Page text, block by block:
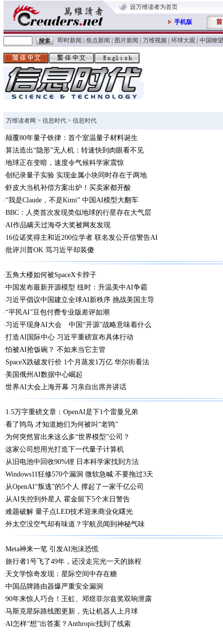
设万维读者为首页
手机版 首
即时新闻 焦点新闻 图片新闻 万维视频 环球大观 中国嘹望
万维读者网 > 信息时代 > 信息时代
颠覆80年量子铁律：首个室温量子材料诞生
算法造出“隐形”无人机：转速快到肉眼看不见
地球正在变暗，速度令气候科学家震惊
创纪录量子实验 实现金属小块同时存在于两地
虾皮大当机补偿方案出炉！买卖家都开酸
“我是Claude，不是Kimi” 中国AI模型大翻车
BBC：人类首次发现类似地球的行星存在大气层
AI作品瞒天过海夺大奖被网友发现
16位诺奖得主和近200位学者 联名发公开信警告AI
批评川普OK 骂习近平却装傻
五角大楼如何被SpaceX卡脖子
中国发布最新开源模型 纽时：升温美中AI争霸
习近平倡议中国建立全球AI新秩序 挑战美国主导
“平民AI”豆包付费专业版差评如潮
习近平现身AI大会 中国“开源”战略意味着什么
打造AI国际中心 习近平重磅宣布具体行动
怕被AI抢饭碗？ 不如来当它主管
SpaceX跌破发行价 1个月蒸发1万亿 华尔街看法
美国俄州AI数据中心崛起
世界AI大会上海开幕 习亲自出席并讲话
1.5万字重磅文章：OpenAI是下1个雷曼兄弟
看了鸨鸟 才知道她们为何被叫“老鸨”
为何突然冒出来这么多“世界模型”公司？
这家公司想用光打造下一代量子计算机
从旧电池中回收90%锂 日本科学家找到方法
Windows11狂修570个漏洞 微软急喊:不要拖过3天
从OpenAI“叛逃”的5个人 撑起了一家千亿公司
从AI失控到外星人 霍金留下5个末日警告
难题破解 量子点LED技术迎来商业化曙光
外太空没空气却有味道？宇航员闻到神秘气味
Meta神来一笔 引发AI泡沫恐慌
旅行者1号飞了49年，还没走完光一天的旅程
天文学惊奇发现：星际空间中存在糖
中国品牌路由器爆严重安全漏洞
90年来惊人巧合！王虹、邓煜菲尔兹奖双响泄露
马斯克星际路线图更新，先让机器人上月球
AI怎样“想”出答案？Anthropic找到了线索